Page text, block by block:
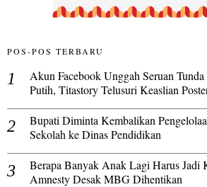
POS-POS TERBARU
Akun Facebook Unggah Seruan
Putih, Titastory Telusuri Keaslian
Bupati Diminta Kembalikan
Sekolah ke Dinas Pendidikan
Berapa Banyak Anak Lagi Harus Jadi
Amnesty Desak MBG Dihentikan